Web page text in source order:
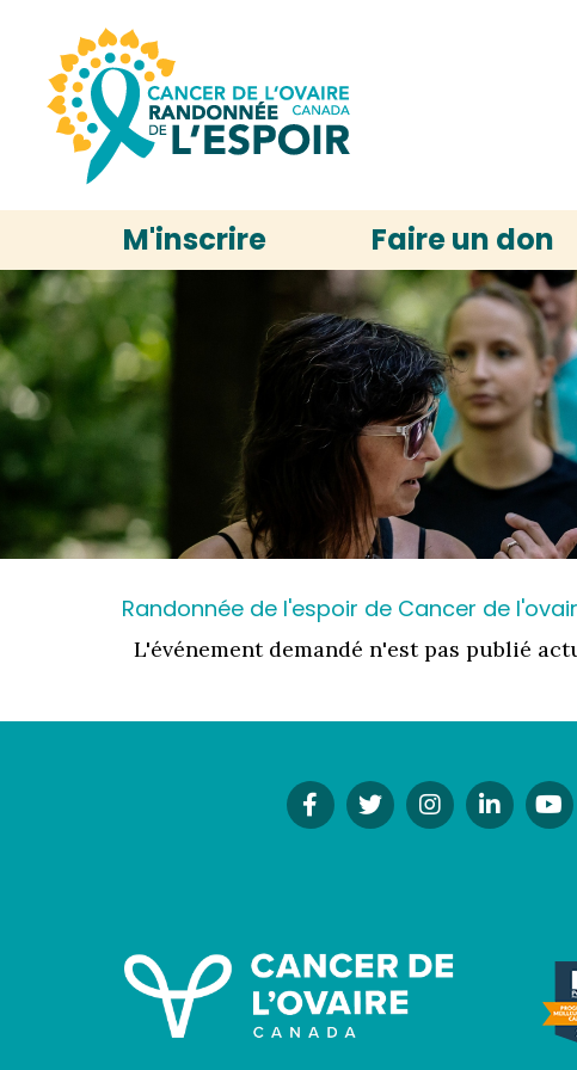
M'inscrire Faire un don
Randonnée de l'espoir de Cancer de
L'événement demandé n'est pas publié
Facebook
TwitterInstagram!